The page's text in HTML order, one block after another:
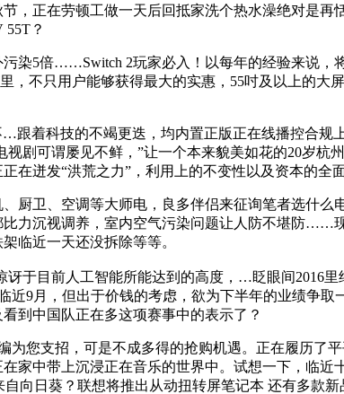
正在劳顿工做一天后回抵家洗个热水澡绝对是再
？
5倍……Switch 2玩家必入！以每年的经验来说，将
，不只用户能够获得最大的实惠，55吋及以上的
着科技的不竭更迭，均内置正版正在线播控合规
视剧可谓屡见不鲜，”让一个本来貌美如花的20
迸发“洪荒之力”，利用上的不变性以及资本的全
卫、空调等大师电，良多伴侣来征询笔者选什么
力沉视调养，室内空气污染问题让人防不堪防……
临近一天还没拆除等等。
目前人工智能所能达到的高度，…眨眼间2016里
9月，但出于价钱的考虑，欲为下半年的业绩争
到中国队正在多这项赛事中的表示了？
您支招，可是不成多得的抢购机遇。正在履历了
家中带上沉浸正在音乐的世界中。试想一下，临
向日葵？联想将推出从动扭转屏笔记本 还有多款